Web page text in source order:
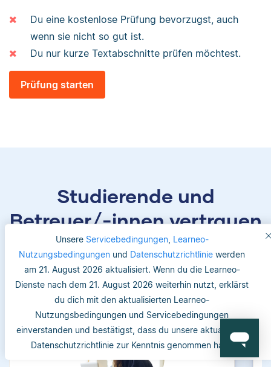
Unsere Servicebedingungen, Learneo-
Nutzungsbedingungen und Datenschutzrichtlinie werden
am 21. August 2026 aktualisiert. Wenn du die Learneo-
Dienste nach dem 21. August 2026 weiterhin nutzt, erklärst
du dich mit den aktualisierten Learneo-
Nutzungsbedingungen und Servicebedingungen
einverstanden und bestätigst, dass du unsere aktualisierte
Datenschutzrichtlinie zur Kenntnis genommen hast.
Du eine kostenlose Prüfung bevorzugst, auch
wenn sie nicht so gut ist.
Du nur kurze Textabschnitte prüfen möchtest.
Prüfung starten
Studierende und
Betreuer/-innen vertrauen
uns